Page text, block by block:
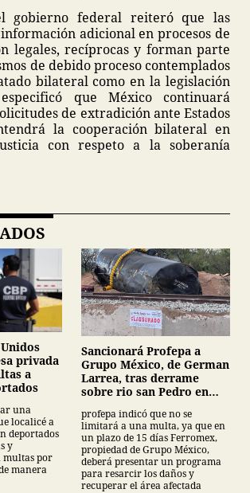
gobierno federal reiteró que las
adicional en procesos de
legales, recíprocas y forman parte
de debido proceso contemplados
bilateral como en la legislación
que México continuará
de extradición ante Estados
la cooperación bilateral en
con respeto a la soberanía
privada
a
una
localicé a
deportados
y
multas por
manera
Sancionará Profepa a
Grupo México, de German
Larrea, tras derrame
sobre rio san Pedro en
profepa indicó que no se
limitará a una multa, ya que en
un plazo de 15 días Ferromex,
propiedad de Grupo México,
deberá presentar un programa
para resarcir los daños y
recuperar el área afectada